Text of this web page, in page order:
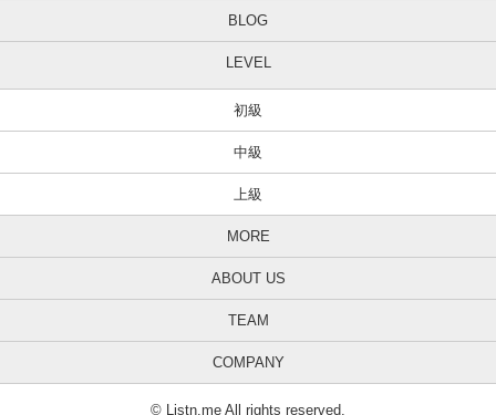
BLOG
LEVEL
初級
中級
上級
MORE
ABOUT US
TEAM
COMPANY
© Listn.me All rights reserved.